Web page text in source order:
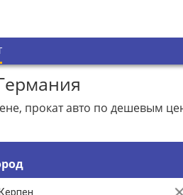
прокат авто по дешевым